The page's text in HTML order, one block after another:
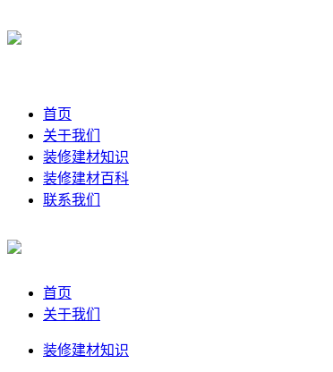
首页
关于我们
装修建材知识
装修建材百科
联系我们
首页
关于我们
装修建材知识